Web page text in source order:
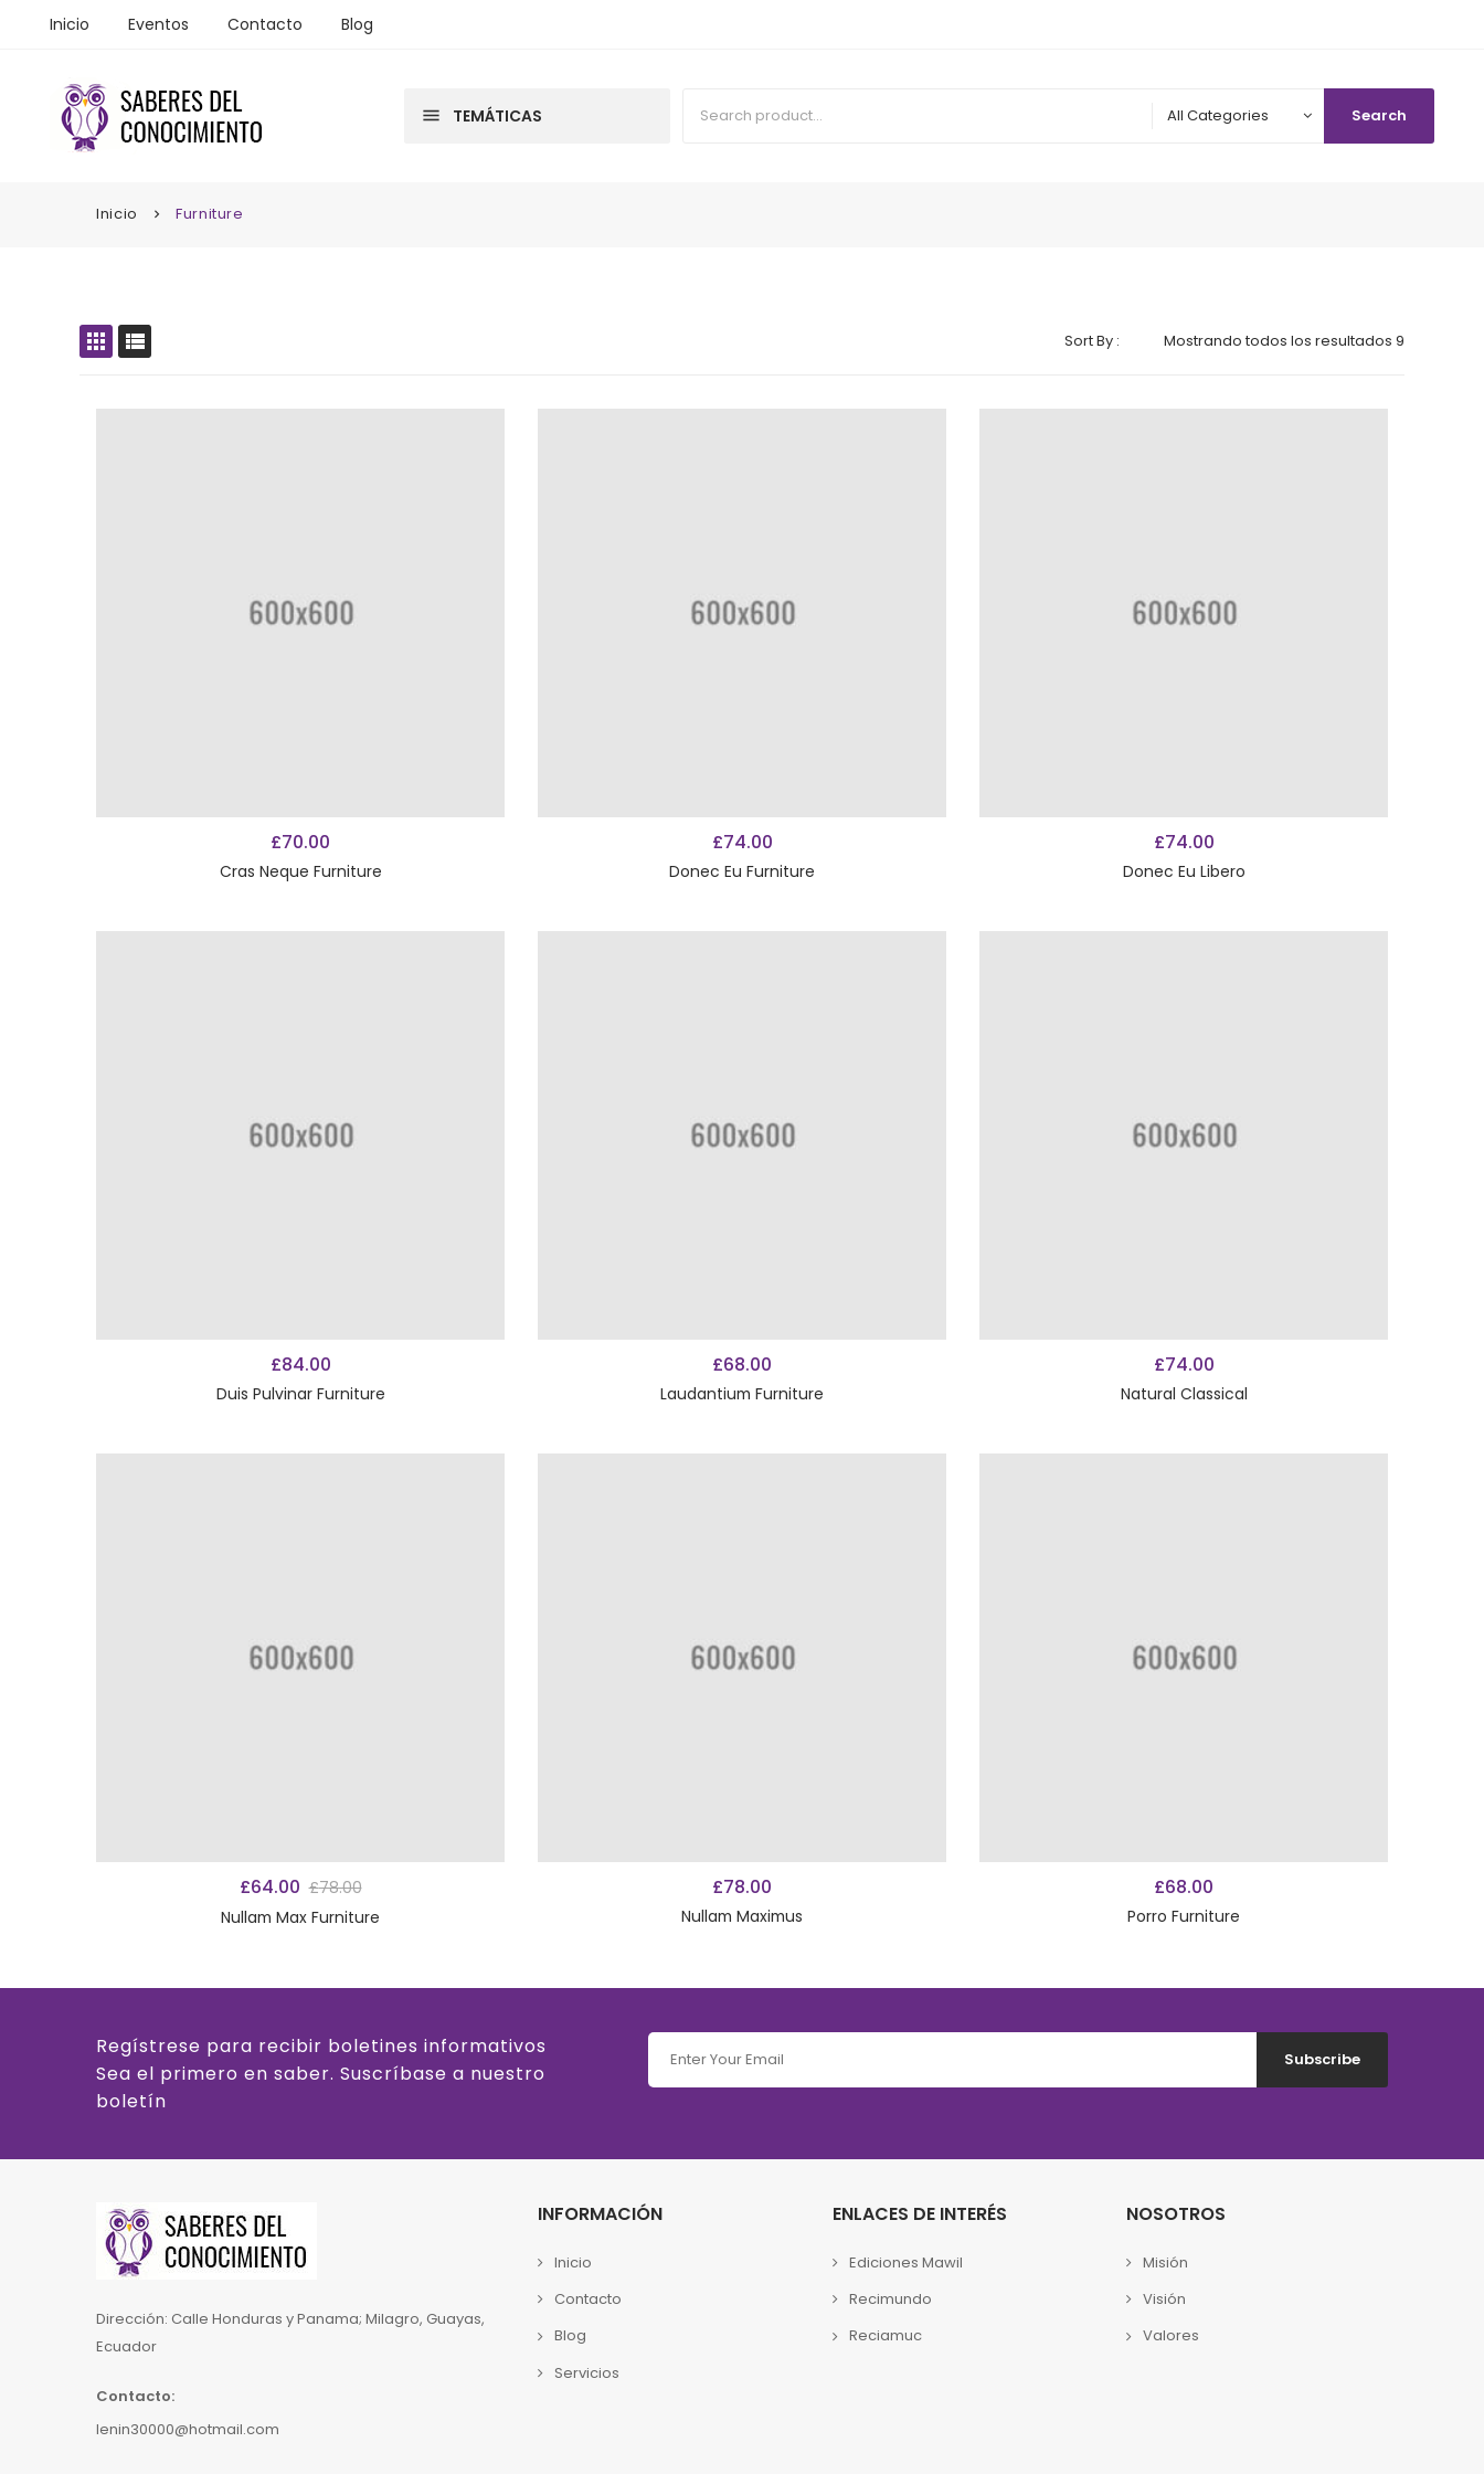
Inicio Eventos Contacto Blog
menu TEMÁTICAS All Categories Search
menu TEMÁTICAS
Inicio keyboard_arrow_right Furniture
apps view_list Mostrando todos los resultados 9
Sort By :
£70.00
Cras Neque Furniture
£74.00
Donec Eu Furniture
£74.00
Donec Eu Libero
£84.00
Duis Pulvinar Furniture
£68.00
Laudantium Furniture
£74.00
Natural Classical
£64.00 £78.00
Nullam Max Furniture
£78.00
Nullam Maximus
£68.00
Porro Furniture
Regístrese para recibir boletines informativos
Sea el primero en saber. Suscríbase a nuestro
boletín
Subscribe
Dirección: Calle Honduras y Panama; Milagro, Guayas,
Ecuador
Contacto:
lenin30000@hotmail.com
INFORMACIÓN
Inicio
Contacto
Blog
Servicios
ENLACES DE INTERÉS
Ediciones Mawil
Recimundo
Reciamuc
NOSOTROS
Misión
Visión
Valores